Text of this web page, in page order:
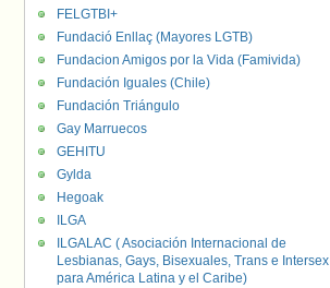
FELGTBI+
Fundació Enllaç (Mayores LGTB)
Fundacion Amigos por la Vida (Famivida)
Fundación Iguales (Chile)
Fundación Triángulo
Gay Marruecos
GEHITU
Gylda
Hegoak
ILGA
ILGALAC ( Asociación Internacional de
Lesbianas, Gays, Bisexuales, Trans e Intersex
para América Latina y el Caribe)